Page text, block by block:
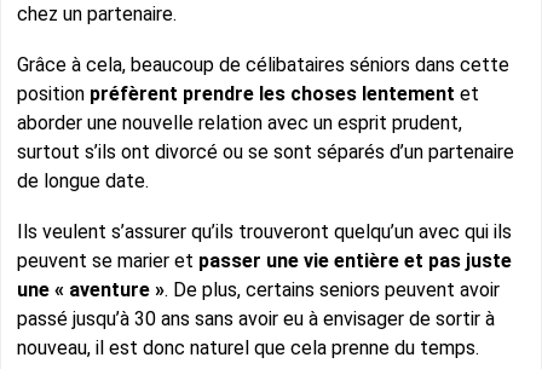
chez un partenaire.
Grâce à cela, beaucoup de célibataires séniors dans cette
position préfèrent prendre les choses lentementet
aborder une nouvelle relation avec un esprit prudent,
surtout s’ils ont divorcé ou se sont séparés d’un partenaire
de longue date.
Ils veulent s’assurer qu’ils trouveront quelqu’un avec qui ils
peuvent se marier et passer une vie entière et pas juste
une « aventure ». De plus, certains seniors peuvent avoir
passé jusqu’à 30 ans sans avoir eu à envisager de sortir à
nouveau, il est donc naturel que cela prenne du temps.